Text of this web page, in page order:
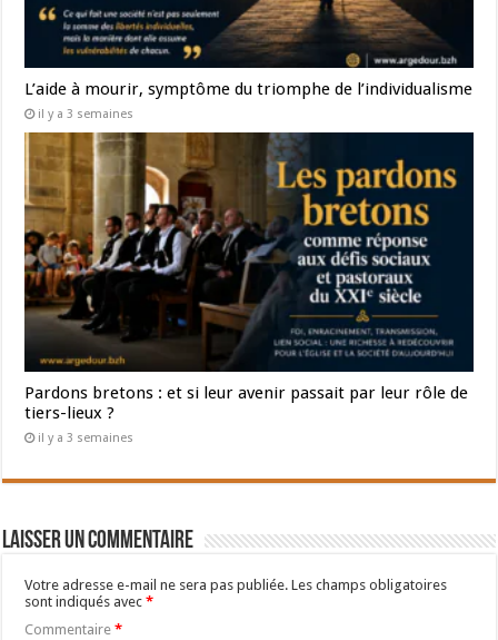
L’aide à mourir, symptôme du triomphe de l’individualisme
il y a 3 semaines
Pardons bretons : et si leur avenir passait par leur rôle de
tiers-lieux ?
il y a 3 semaines
Laisser un commentaire
Votre adresse e-mail ne sera pas publiée. Les champs obligatoires
sont indiqués avec*
Commentaire*